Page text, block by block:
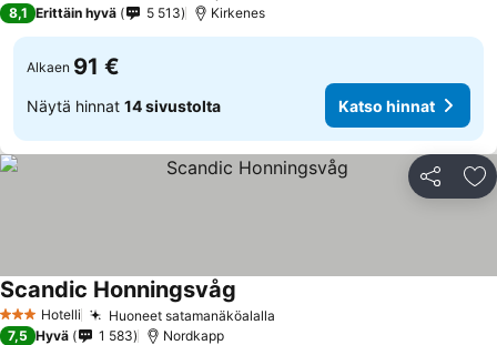
8,1 Erittäin hyvä 5 513 Kirkenes
Alkaen 91 €
Näytä hinnat 14 sivustolta Katso hinnat
Jaa
3 Tähtiluokitus
Hotelli Huoneet satamanäköalalla
Scandic Honningsvåg
7,5 Hyvä 1 583 Nordkapp